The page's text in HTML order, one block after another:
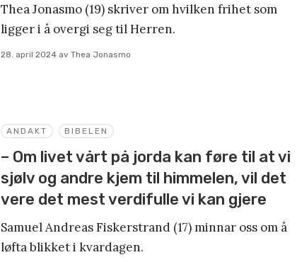
Thea Jonasmo (19) skriver om hvilken frihet som
ligger i å overgi seg til Herren.
28. april 2024 av Thea Jonasmo
ANDAKT BIBELEN
– Om livet vårt på jorda kan føre til at vi
sjølv og andre kjem til himmelen, vil det
vere det mest verdifulle vi kan gjere
Samuel Andreas Fiskerstrand (17) minnar oss om å
løfta blikket i kvardagen.